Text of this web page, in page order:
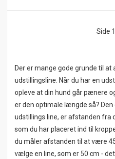
Side
Der er mange gode grunde til at
udstillingsline. Når du har en
opleve at din hund går pænere
er den optimale længde så?
udstillings line, er afstanden fra
som du har placeret ind til
du måler afstanden til at være
vælge en line, som er 50 cm -